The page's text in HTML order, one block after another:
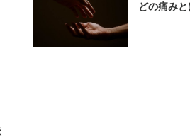
どの痛み